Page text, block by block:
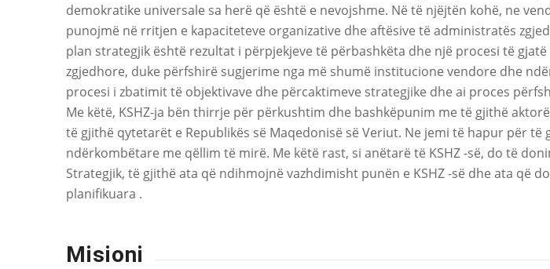
demokratike universale sa herë që është e nevojshme. Në të njëjtën kohë, ne
punojmë në rritjen e kapaciteteve organizative dhe aftësive të administratës
plan strategjik është rezultat i përpjekjeve të përbashkëta dhe një procesi të
zgjedhore, duke përfshirë sugjerime nga më shumë institucione vendore dhe
procesi i zbatimit të objektivave dhe përcaktimeve strategjike dhe ai proces
Me këtë, KSHZ-ja bën thirrje për përkushtim dhe bashkëpunim me të gjithë
të gjithë qytetarët e Republikës së Maqedonisë së Veriut. Ne jemi të hapur për
ndërkombëtare me qëllim të mirë. Me këtë rast, si anëtarë të KSHZ -së, do të
Strategjik, të gjithë ata që ndihmojnë vazhdimisht punën e KSHZ -së dhe ata që
planifikuara .
Misioni